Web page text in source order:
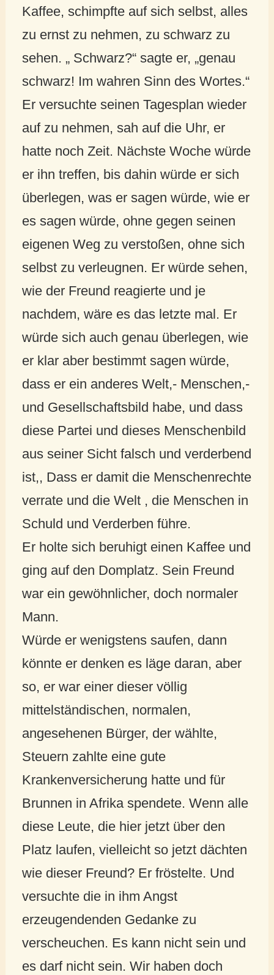
Kaffee, schimpfte auf sich selbst, alles
zu ernst zu nehmen, zu schwarz zu
sehen. „ Schwarz?“ sagte er, „genau
schwarz! Im wahren Sinn des Wortes.“
Er versuchte seinen Tagesplan wieder
auf zu nehmen, sah auf die Uhr, er
hatte noch Zeit. Nächste Woche würde
er ihn treffen, bis dahin würde er sich
überlegen, was er sagen würde, wie er
es sagen würde, ohne gegen seinen
eigenen Weg zu verstoßen, ohne sich
selbst zu verleugnen. Er würde sehen,
wie der Freund reagierte und je
nachdem, wäre es das letzte mal. Er
würde sich auch genau überlegen, wie
er klar aber bestimmt sagen würde,
dass er ein anderes Welt,- Menschen,-
und Gesellschaftsbild habe, und dass
diese Partei und dieses Menschenbild
aus seiner Sicht falsch und verderbend
ist,, Dass er damit die Menschenrechte
verrate und die Welt , die Menschen in
Schuld und Verderben führe.
Er holte sich beruhigt einen Kaffee und
ging auf den Domplatz. Sein Freund
war ein gewöhnlicher, doch normaler
Mann.
Würde er wenigstens saufen, dann
könnte er denken es läge daran, aber
so, er war einer dieser völlig
mittelständischen, normalen,
angesehenen Bürger, der wählte,
Steuern zahlte eine gute
Krankenversicherung hatte und für
Brunnen in Afrika spendete. Wenn alle
diese Leute, die hier jetzt über den
Platz laufen, vielleicht so jetzt dächten
wie dieser Freund? Er fröstelte. Und
versuchte die in ihm Angst
erzeugendenden Gedanke zu
verscheuchen. Es kann nicht sein und
es darf nicht sein. Wir haben doch